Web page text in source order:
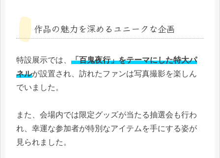
作品の魅力を深めるユニークな企画
特設展示では、 「百鬼夜行」をテーマにした特大パ
ネルが設置され、訪れたファンは写真撮影を楽しん
でいました。
また、会場内では限定グッズが当たる抽選会も行わ
れ、幸運な参加者が特別なアイテムを手にする姿が
見られました。